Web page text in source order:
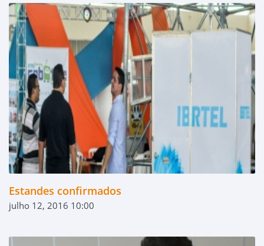
Estandes confirmados
julho 12, 2016 10:00